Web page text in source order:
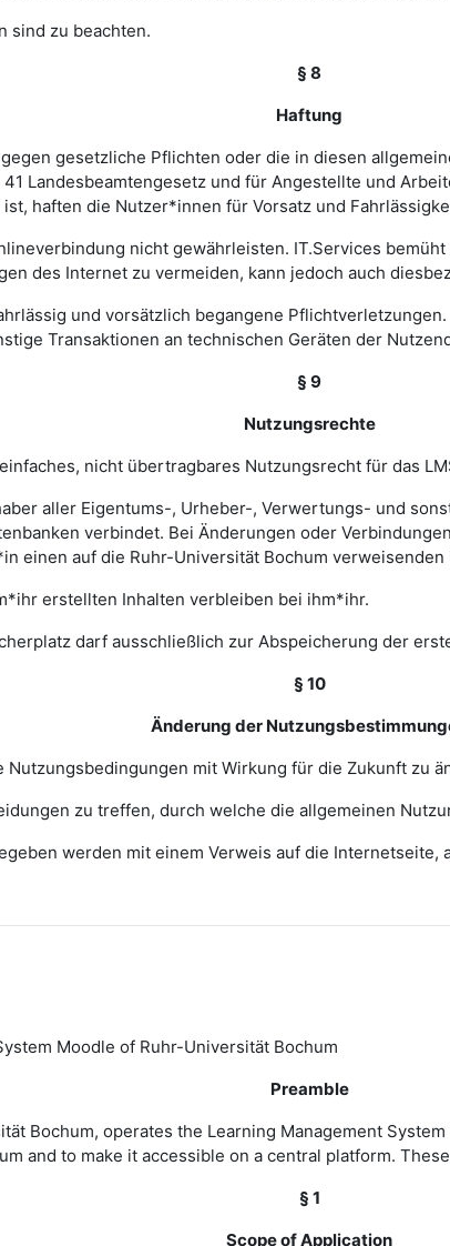
sind zu beachten.
§ 8
Haftung
gesetzliche Pflichten oder die in diesen
Landesbeamtengesetz und für Angestellte und
haften die Nutzer*innen für Vorsatz und
nicht gewährleisten. IT.Services
des Internet zu vermeiden, kann jedoch auch
und vorsätzlich begangene
Transaktionen an technischen Geräten der
§ 9
Nutzungsrechte
nicht übertragbares Nutzungsrecht für das
aller Eigentums-, Urheber-, Verwertungs- und
verbindet. Bei Änderungen oder
einen auf die Ruhr-Universität Bochum
erstellten Inhalten verbleiben bei ihm*ihr.
darf ausschließlich zur Abspeicherung der
§ 10
Änderung der
mit Wirkung für die Zukunft zu
zu treffen, durch welche die allgemeinen
werden mit einem Verweis auf die
Moodle of Ruhr-Universität Bochum
Preamble
Bochum, operates the Learning Management
and to make it accessible on a central platform.
§ 1
Scope of Application